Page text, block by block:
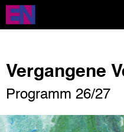
Direkt
zum
Inhalt
Vergangene
Programm 26/27